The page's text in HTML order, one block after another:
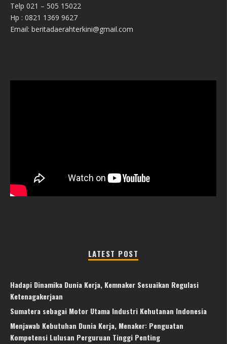
Telp 021 – 505 15022
Hp : 0821 1369 9627
Email: beritadaerahterkini@gmail.com
LATEST POST
Hadapi Dinamika Dunia Kerja, Kemnaker Sesuaikan Regulasi
Ketenagakerjaan
Sumatera sebagai Motor Utama Industri Kehutanan Indonesia
Menjawab Kebutuhan Dunia Kerja, Menaker: Penguatan
Kompetensi Lulusan Perguruan Tinggi Penting